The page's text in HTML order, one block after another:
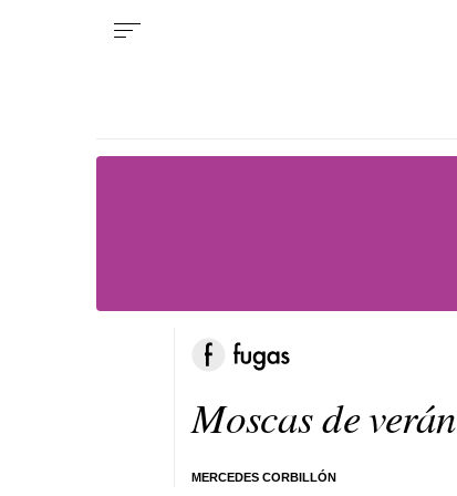
Moscas de verán
MERCEDES CORBILLÓN